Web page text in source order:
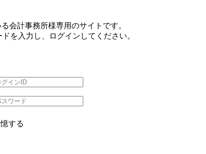
会計事務所様専用のサイトです。
を入力し、ログインしてください。
する